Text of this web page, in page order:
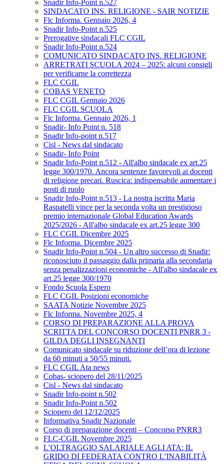
Snadir Info-Point n.527
SINDACATO INS. RELIGIONE - SAIR NOTIZIE
Flc Informa. Gennaio 2026, 4
Snadir Info-Point n.525
Prerogative sindacali FLC CGIL
Snadir Info-Point n.524
COMUNICATO SINDACATO INS. RELIGIONE
ARRETRATI SCUOLA 2024 – 2025: alcuni consigli
per verificarne la correttezza
FLC CGIL
COBAS VENETO
FLC CGIL Gennaio 2026
FLC CGIL SCUOLA
Flc Informa. Gennaio 2026, 1
Snadir- Info Point n. 518
Snadir Info-point n.517
Cisl - News dal sindacato
Snadir- Info Point
Snadir Info-Point n.512 - All'albo sindacale ex art.25
legge 300/1970. Ancora sentenze favorevoli ai docenti
di religione precari. Ruscica: indispensabile aumentare i
posti di ruolo
Snadir Info-Point n.513 - La nostra iscritta Maria
Raspatelli vince per la seconda volta un prestigioso
premio internazionale Global Education Awards
2025/2026 - All'albo sindacale ex art.25 legge 300
FLC CGIL Dicembre 2025
Flc Informa. Dicembre 2025
Snadir Info-Point n.504 - Un altro successo di Snadir:
riconosciuto il passaggio dalla primaria alla secondaria
senza penalizzazioni economiche - All'albo sindacale ex
art.25 legge 300/1970
Fondo Scuola Espero
FLC CGIL Posizioni economiche
SAATA Notizie Novembre 2025
Flc Informa. Novembre 2025, 4
CORSO DI PREPARAZIONE ALLA PROVA
SCRITTA DEL CONCORSO DOCENTI PNRR 3 -
GILDA DEGLI INSEGNANTI
Comunicato sindacale su riduzione dell’ora di lezione
da 60 minuti a 50/55 minuti.
FLC CGIL Ata news
Cobas- sciopero del 28/11/2025
Cisl - News dal sindacato
Snadir Info-point n.502
Snadir Info-Point n.502
Sciopero del 12/12/2025
Informativa Snadir Nazionale
Corso di preparazione docenti – Concorso PNRR3
FLC-CGIL Novembre 2025
L’OLTRAGGIO SALARIALE AGLI ATA: IL
GRIDO DI FEDERATA CONTRO L’INABILITÀ